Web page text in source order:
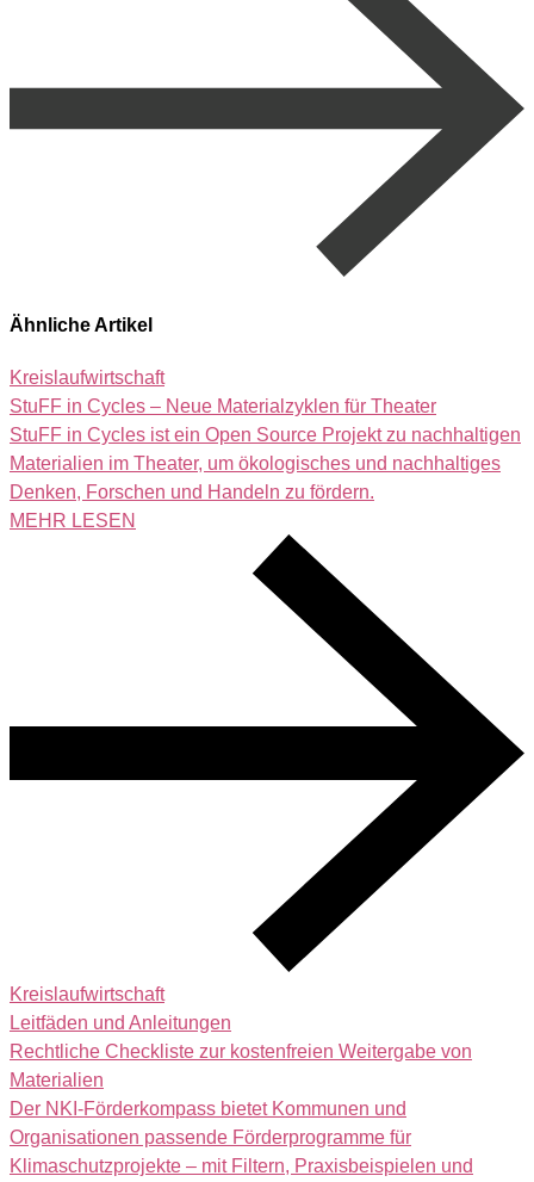
Ähnliche Artikel
Kreislaufwirtschaft
StuFF in Cycles – Neue Materialzyklen für Theater
StuFF in Cycles ist ein Open Source Projekt zu nachhaltigen
Materialien im Theater, um ökologisches und nachhaltiges
Denken, Forschen und Handeln zu fördern.
MEHR LESEN
Kreislaufwirtschaft
Leitfäden und Anleitungen
Rechtliche Checkliste zur kostenfreien Weitergabe von
Materialien
Der NKI-Förderkompass bietet Kommunen und
Organisationen passende Förderprogramme für
Klimaschutzprojekte – mit Filtern, Praxisbeispielen und